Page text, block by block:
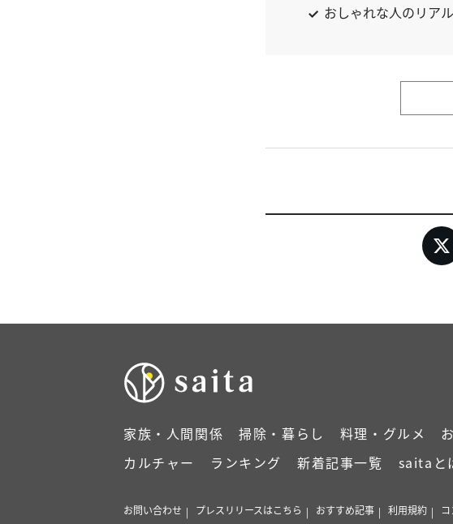
おしゃれな人のリア
家族・人間関係 掃除・暮らし 料理・グルメ
カルチャー
ランキング 新着記事一覧 saitaと
お問い合わせ プレスリリースはこちら おすすめ記事 利用規約